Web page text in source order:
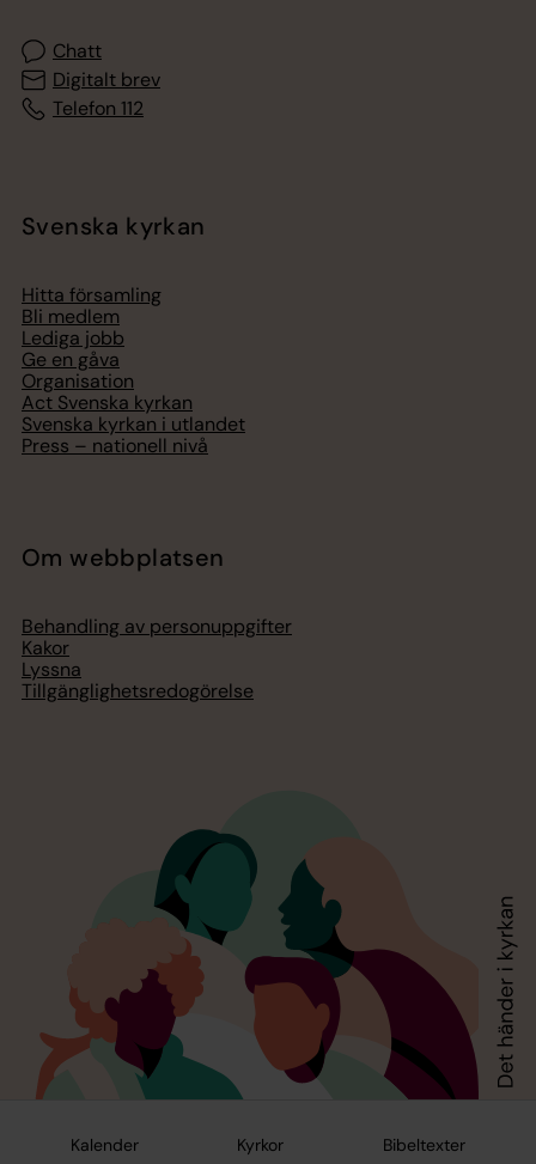
Kalender Kyrkor Bibeltexter
Chatt
Digitalt brev
Telefon 112
Svenska kyrkan
Hitta församling
Bli medlem
Lediga jobb
Ge en gåva
Organisation
Act Svenska kyrkan
Svenska kyrkan i utlandet
Press – nationell nivå
Om webbplatsen
Behandling av personuppgifter
Kakor
Lyssna
Tillgänglighetsredogörelse